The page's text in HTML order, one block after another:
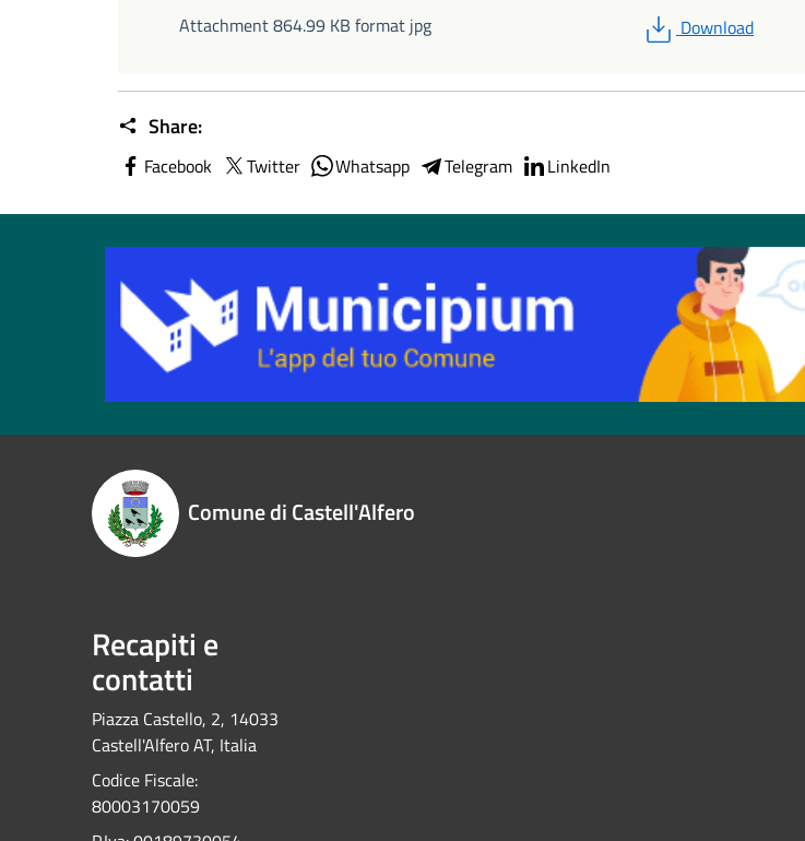
Attachment 864.99 KB format jpg PDF
Download
Share:
Facebook Twitter Whatsapp Telegram LinkedIn
Comune di Castell'Alfero
Recapiti e
contatti
Piazza Castello, 2, 14033
Castell'Alfero AT, Italia
Codice Fiscale:
80003170059